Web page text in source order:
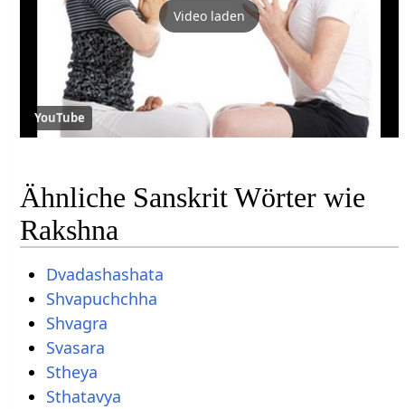
Video laden
YouTube
Ähnliche Sanskrit Wörter wie
Rakshna
Dvadashashata
Shvapuchchha
Shvagra
Svasara
Stheya
Sthatavya